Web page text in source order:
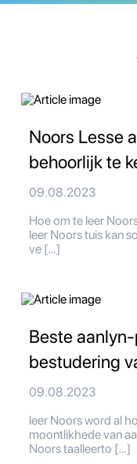
Noors Lesse
behoorlijk te
09.08.2023
Hoe om te leer
leer Noors tuis kan
ve […]
Beste
bestudering
09.08.2023
leer Noors word al
moontlikhede van
Noors taalleerto […]